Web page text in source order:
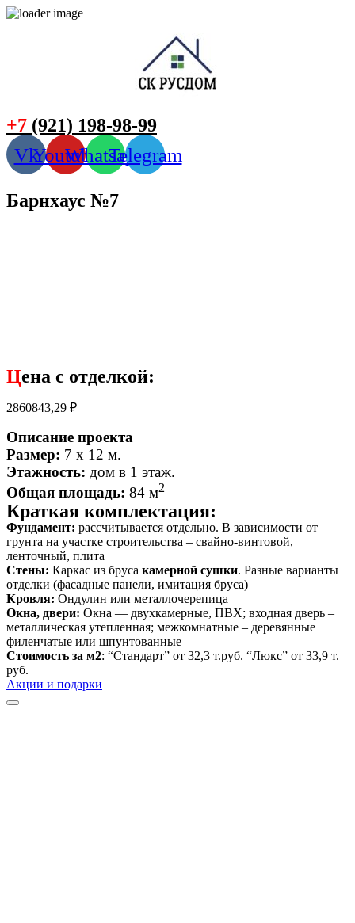
+7 (921) 198-98-99
VkYoutubeWhatsappTelegram
Барнхаус №7
Цена с отделкой:
2860843,29 ₽
Описание проекта
Размер: 7 х 12 м.
Этажность: дом в 1 этаж.
Общая площадь: 84 м2
Краткая комплектация:
Фундамент: рассчитывается отдельно. В зависимости от
грунта на участке строительства – свайно-винтовой,
ленточный, плита
Стены: Каркас из бруса камерной сушки. Разные варианты
отделки (фасадные панели, имитация бруса)
Кровля: Ондулин или металлочерепица
Окна, двери: Окна — двухкамерные, ПВХ; входная дверь –
металлическая утепленная; межкомнатные – деревянные
филенчатые или шпунтованные
Стоимость за м2: “Стандарт” от 32,3 т.руб. “Люкс” от 33,9 т.
руб.
Акции и подарки